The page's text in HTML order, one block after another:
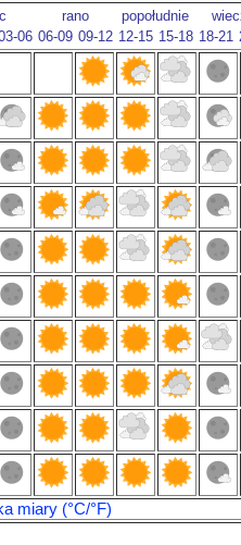
rano popołudnie
06 06-09 09-12 12-15 15-18 18-21
miary (°C/°F)